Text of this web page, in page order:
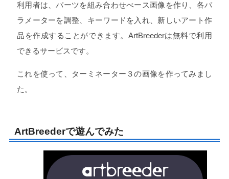
利用者は、パーツを組み合わせべース画像を作り、各パ
ラメーターを調整、キーワードを入れ、新しいアート作
品を作成することができます。ArtBreederは無料で利用
できるサービスです。
これを使って、ターミネーター３の画像を作ってみまし
た。
ArtBreederで遊んでみた